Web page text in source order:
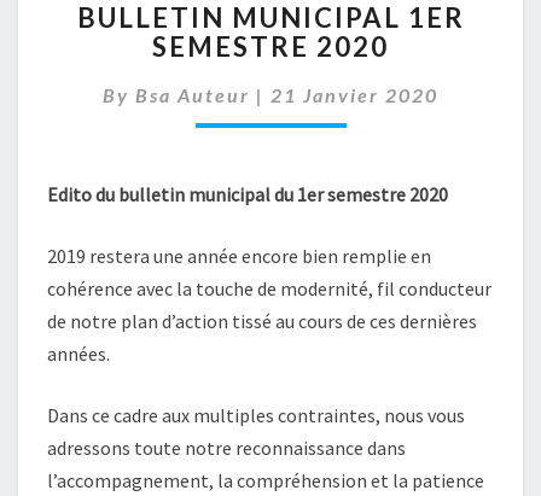
MUNICIPAL
1ER
2020
BULLETIN MUNICIPAL 1ER
SEMESTRE 2020
By Bsa Auteur | 21 Janvier 2020
Edito du bulletin municipal du 1er semestre 2020
2019 restera une année encore bien remplie en
cohérence avec la touche de modernité, fil conducteur
de notre plan d’action tissé au cours de ces dernières
années.
Dans ce cadre aux multiples contraintes, nous vous
adressons toute notre reconnaissance dans
l’accompagnement, la compréhension et la patience